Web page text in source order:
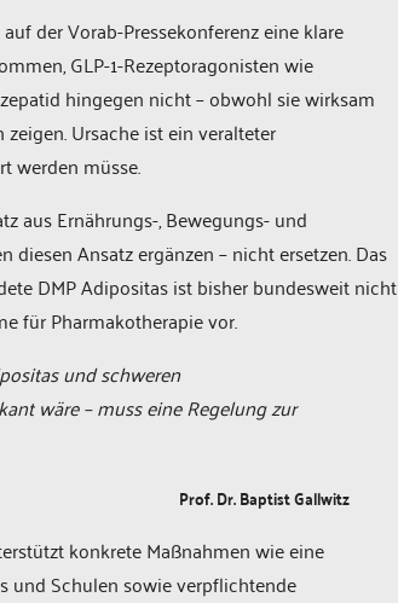
der Vorab-Pressekonferenz eine klare
GLP-1-Rezeptoragonisten wie
hingegen nicht – obwohl sie wirksam
Ursache ist ein veralteter
werden müsse.
aus Ernährungs-, Bewegungs- und
Ansatz ergänzen – nicht ersetzen. Das
DMP Adipositas ist bisher bundesweit nicht
für Pharmakotherapie vor.
und schweren
wäre – muss eine Regelung zur
Prof. Dr. Baptist Gallwitz
konkrete Maßnahmen wie eine
und Schulen sowie verpflichtende